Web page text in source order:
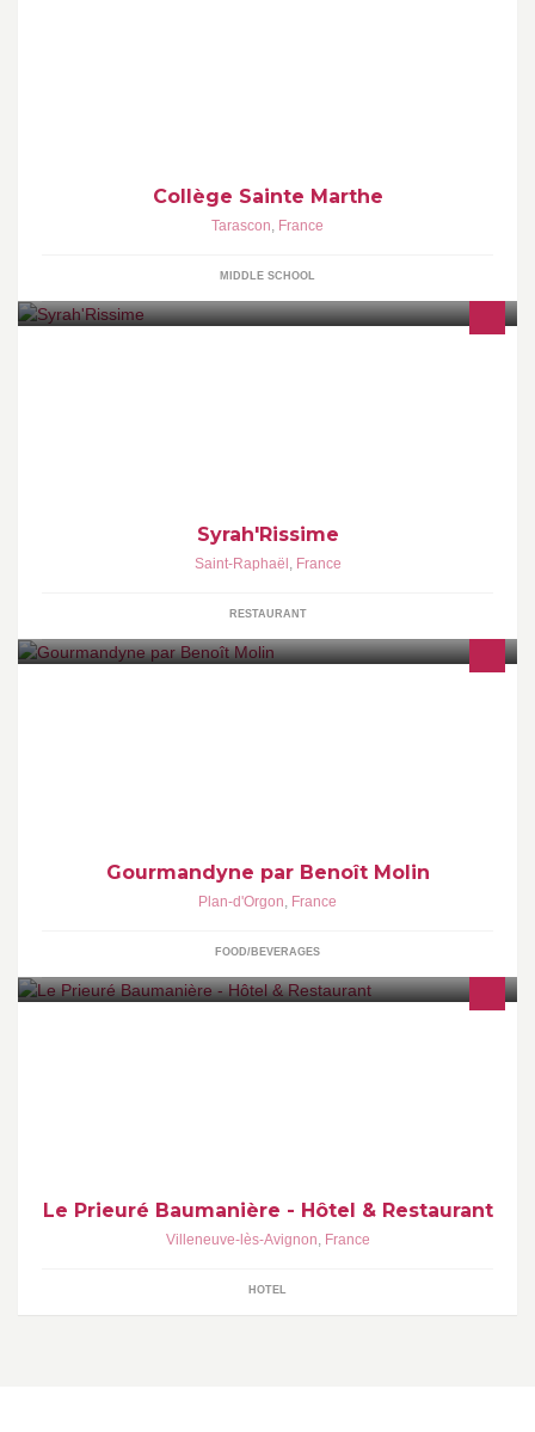
Collège Sainte Marthe
Tarascon, France
MIDDLE SCHOOL
Syrah'Rissime
Saint-Raphaël , France
RESTAURANT
Gourmandyne par Benoît Molin
Plan-d'Orgon, France
FOOD/BEVERAGES
Le Prieuré Baumanière - Hôtel & Restaurant
Villeneuve-lès-Avignon, France
HOTEL